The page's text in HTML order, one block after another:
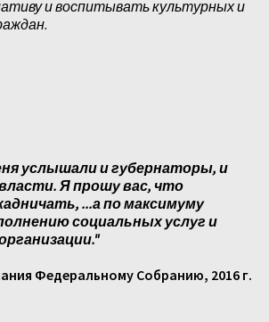
и воспитывать культурных и
услышали и губернаторы, и
Я прошу вас, что
...а по максимуму
социальных услуг и
Федеральному Собранию, 2016 г.